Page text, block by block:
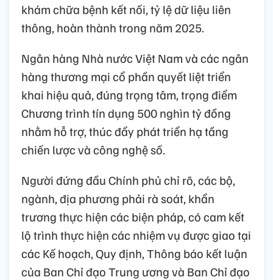
khám chữa bệnh kết nối, tỷ lệ dữ liệu liên
thông, hoàn thành trong năm 2025.
Ngân hàng Nhà nước Việt Nam và các ngân
hàng thương mại cổ phần quyết liệt triển
khai hiệu quả, đúng trọng tâm, trọng điểm
Chương trình tín dụng 500 nghìn tỷ đồng
nhằm hỗ trợ, thúc đẩy phát triển hạ tầng
chiến lược và công nghệ số.
Người đứng đầu Chính phủ chỉ rõ, các bộ,
ngành, địa phương phải rà soát, khẩn
trương thực hiện các biện pháp, có cam kết
lộ trình thực hiện các nhiệm vụ được giao tại
các Kế hoạch, Quy định, Thông báo kết luận
của Ban Chỉ đạo Trung ương và Ban Chỉ đạo